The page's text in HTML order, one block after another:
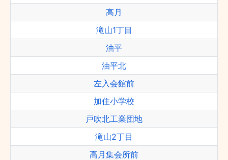
高月
滝山1丁目
油平
油平北
左入会館前
加住小学校
戸吹北工業団地
滝山2丁目
高月集会所前